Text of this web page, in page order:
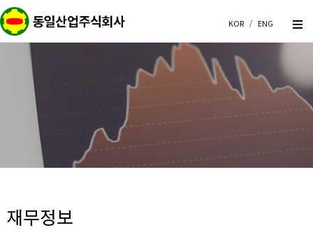
KOR / ENG
재무정보